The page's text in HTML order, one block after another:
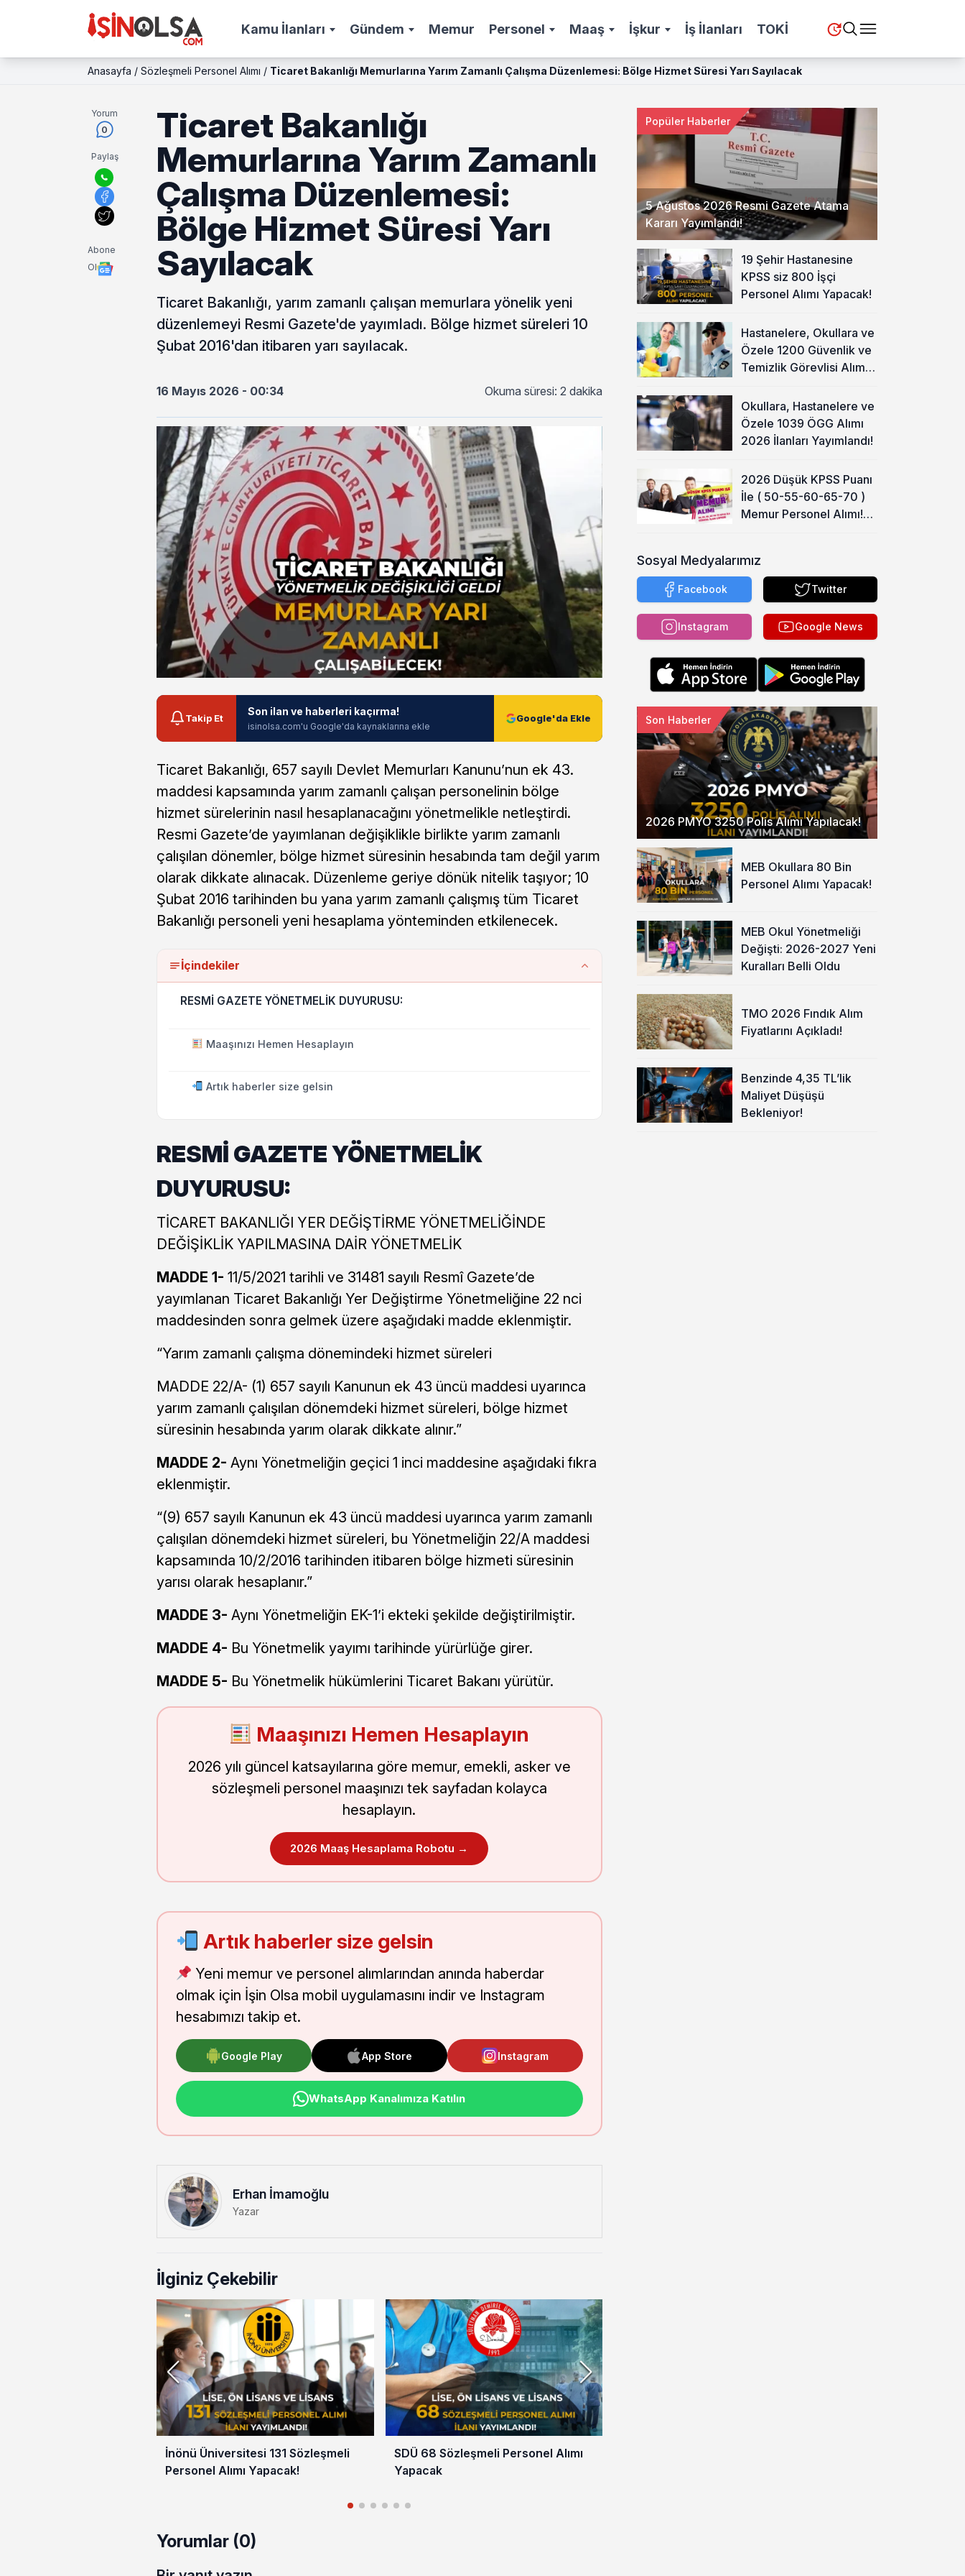
Kamu İlanları Gündem Memur Personel Maaş İşkur İş İlanları TOKİ
Anasayfa / Sözleşmeli Personel Alımı / Ticaret Bakanlığı Memurlarına Yarım Zamanlı Çalışma Düzenlemesi: Bölge Hizmet Süresi Yarı Sayılacak
Yorum
0
Paylaş
Abone
Ol
Ticaret Bakanlığı
Memurlarına Yarım Zamanlı
Çalışma Düzenlemesi:
Bölge Hizmet Süresi Yarı
Sayılacak
Ticaret Bakanlığı, yarım zamanlı çalışan memurlara yönelik yeni
düzenlemeyi Resmi Gazete'de yayımladı. Bölge hizmet süreleri 10
Şubat 2016'dan itibaren yarı sayılacak.
16 Mayıs 2026 - 00:34 Okuma süresi: 2 dakika
Takip Et
Son ilan ve haberleri kaçırma!
isinolsa.com'u Google'da kaynaklarına ekle
Google'da Ekle
Ticaret Bakanlığı, 657 sayılı Devlet Memurları Kanunu’nun ek 43.
maddesi kapsamında yarım zamanlı çalışan personelinin bölge
hizmet sürelerinin nasıl hesaplanacağını yönetmelikle netleştirdi.
Resmi Gazete’de yayımlanan değişiklikle birlikte yarım zamanlı
çalışılan dönemler, bölge hizmet süresinin hesabında tam değil yarım
olarak dikkate alınacak. Düzenleme geriye dönük nitelik taşıyor; 10
Şubat 2016 tarihinden bu yana yarım zamanlı çalışmış tüm Ticaret
Bakanlığı personeli yeni hesaplama yönteminden etkilenecek.
İçindekiler
RESMİ GAZETE YÖNETMELİK DUYURUSU:
Maaşınızı Hemen Hesaplayın
Artık haberler size gelsin
RESMİ GAZETE YÖNETMELİK
DUYURUSU:
TİCARET BAKANLIĞI YER DEĞİŞTİRME YÖNETMELİĞİNDE
DEĞİŞİKLİK YAPILMASINA DAİR YÖNETMELİK
MADDE 1- 11/5/2021 tarihli ve 31481 sayılı Resmî Gazete’de
yayımlanan Ticaret Bakanlığı Yer Değiştirme Yönetmeliğine 22 nci
maddesinden sonra gelmek üzere aşağıdaki madde eklenmiştir.
“Yarım zamanlı çalışma dönemindeki hizmet süreleri
MADDE 22/A- (1) 657 sayılı Kanunun ek 43 üncü maddesi uyarınca
yarım zamanlı çalışılan dönemdeki hizmet süreleri, bölge hizmet
süresinin hesabında yarım olarak dikkate alınır.”
MADDE 2- Aynı Yönetmeliğin geçici 1 inci maddesine aşağıdaki fıkra
eklenmiştir.
“(9) 657 sayılı Kanunun ek 43 üncü maddesi uyarınca yarım zamanlı
çalışılan dönemdeki hizmet süreleri, bu Yönetmeliğin 22/A maddesi
kapsamında 10/2/2016 tarihinden itibaren bölge hizmeti süresinin
yarısı olarak hesaplanır.”
MADDE 3- Aynı Yönetmeliğin EK-1’i ekteki şekilde değiştirilmiştir.
MADDE 4- Bu Yönetmelik yayımı tarihinde yürürlüğe girer.
MADDE 5- Bu Yönetmelik hükümlerini Ticaret Bakanı yürütür.
Maaşınızı Hemen Hesaplayın
2026 yılı güncel katsayılarına göre memur, emekli, asker ve
sözleşmeli personel maaşınızı tek sayfadan kolayca
hesaplayın.
2026 Maaş Hesaplama Robotu →
Artık haberler size gelsin
Yeni memur ve personel alımlarından anında haberdar
olmak için İşin Olsa mobil uygulamasını indir ve Instagram
hesabımızı takip et.
Google Play App Store Instagram
WhatsApp Kanalımıza Katılın
Erhan İmamoğlu
Yazar
İlginiz Çekebilir
İnönü Üniversitesi 131 Sözleşmeli
Personel Alımı Yapacak!
SDÜ 68 Sözleşmeli Personel Alımı
Yapacak
Yorumlar (0)
5 Ağustos 2026 Resmi Gazete Atama
Kararı Yayımlandı!
Popüler Haberler
19 Şehir Hastanesine
KPSS siz 800 İşçi
Personel Alımı Yapacak!
Hastanelere, Okullara ve
Özele 1200 Güvenlik ve
Temizlik Görevlisi Alımı
Okullara, Hastanelere ve
Özele 1039 ÖGG Alımı
2026 İlanları Yayımlandı!
2026 Düşük KPSS Puanı
İle ( 50-55-60-65-70 )
Memur Personel Alımı!
Sosyal Medyalarımız
Facebook Twitter
Instagram Google News
2026 PMYO 3250 Polis Alımı Yapılacak!
Son Haberler
MEB Okullara 80 Bin
Personel Alımı Yapacak!
MEB Okul Yönetmeliği
Değişti: 2026-2027 Yeni
Kuralları Belli Oldu
TMO 2026 Fındık Alım
Fiyatlarını Açıkladı!
Benzinde 4,35 TL’lik
Maliyet Düşüşü
Bekleniyor!